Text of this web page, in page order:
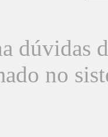
dúvidas
no